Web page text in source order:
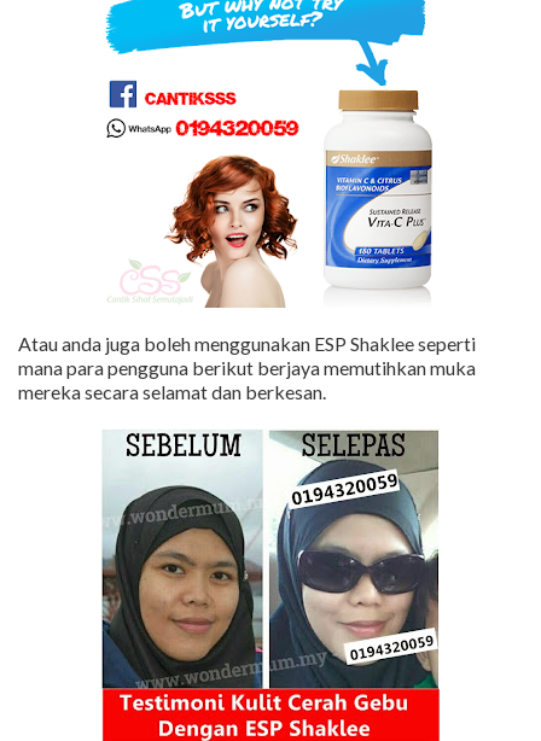
Atau anda juga boleh menggunakan ESP Shaklee seperti
mana para pengguna berikut berjaya memutihkan muka
mereka secara selamat dan berkesan.